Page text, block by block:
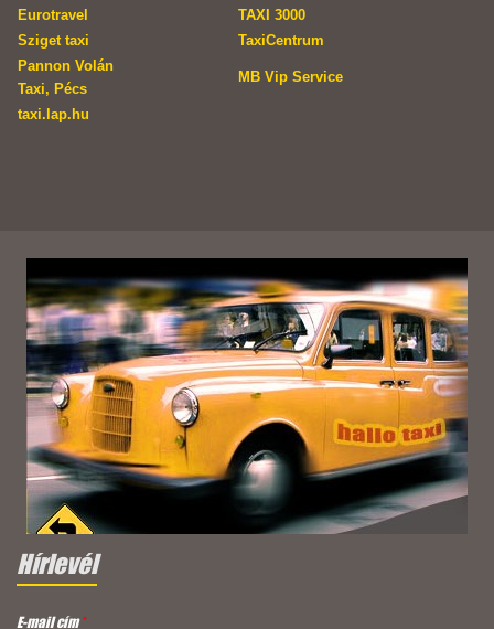
Eurotravel
TAXI 3000
Sziget taxi
TaxiCentrum
Pannon Volán
Taxi, Pécs
MB Vip Service
taxi.lap.hu
Hírlevél
E-mail cím*